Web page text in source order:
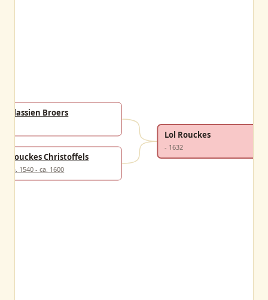
Classien Broers
Rouckes Christoffels
ca. 1540 - ca. 1600
Lol Rouckes
- 1632